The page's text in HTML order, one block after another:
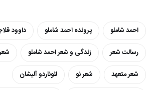
احمد شاملو پرونده احمد شاملو
داوود
رسالت شعر
زندگی و شعر احمد شاملو
شعر متعهد
شعر نو
لئوناردو آلیشان